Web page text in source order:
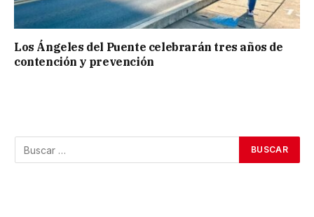
Los Ángeles del Puente celebrarán tres años de
contención y prevención